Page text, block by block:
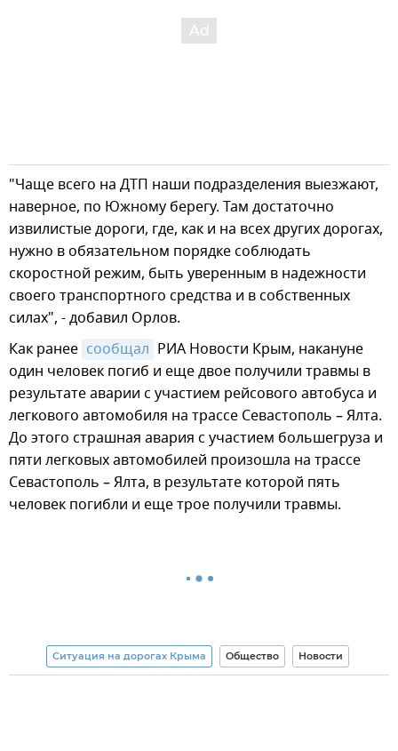
"Чаще всего на ДТП наши подразделения выезжают,
наверное, по Южному берегу. Там достаточно
извилистые дороги, где, как и на всех других дорогах,
нужно в обязательном порядке соблюдать
скоростной режим, быть уверенным в надежности
своего транспортного средства и в собственных
силах", - добавил Орлов.
Как ранее сообщал РИА Новости Крым, накануне
один человек погиб и еще двое получили травмы в
результате аварии с участием рейсового автобуса и
легкового автомобиля на трассе Севастополь – Ялта.
До этого страшная авария с участием большегруза и
пяти легковых автомобилей произошла на трассе
Севастополь – Ялта, в результате которой пять
человек погибли и еще трое получили травмы.
Ситуация на дорогах Крыма Общество Новости